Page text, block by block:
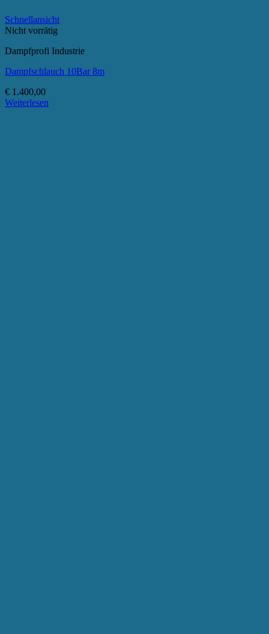
Schnellansicht
Nicht vorrätig
Dampfprofi Industrie
Dampfschlauch 10Bar 8m
€ 1.400,00
Weiterlesen